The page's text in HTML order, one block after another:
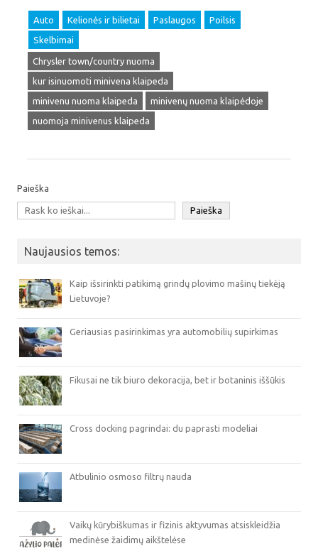
Auto Kelionės ir bilietai Paslaugos
Poilsis
Skelbimai
Chrysler town/country nuoma
kur isinuomoti minivena klaipeda
minivenu nuoma klaipeda
minivenų nuoma klaipėdoje
nuomoja minivenus klaipeda
Paieška
Paieška
Naujausios temos:
Kaip išsirinkti patikimą grindų plovimo mašinų tiekėją
Lietuvoje?
Geriausias pasirinkimas yra automobilių supirkimas
Fikusai ne tik biuro dekoracija, bet ir botaninis iššūkis
Cross docking pagrindai: du paprasti modeliai
Atbulinio osmoso filtrų nauda
Vaikų kūrybiškumas ir fizinis aktyvumas atsiskleidžia
medinėse žaidimų aikštelėse